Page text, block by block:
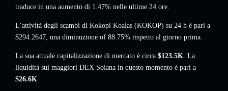
traduce in una aumento di 1.47% nelle ultime 24 ore.
L’attività degli scambi di Kokopi Koalas (KOKOP) su 24 h è pari a
$294.2647, una diminuzione of 88.75% rispetto al giorno prima.
La sua attuale capitalizzazione di mercato è circa $123.5K. La
liquidità sui maggiori DEX Solana in questo momento è pari a
$26.6K.